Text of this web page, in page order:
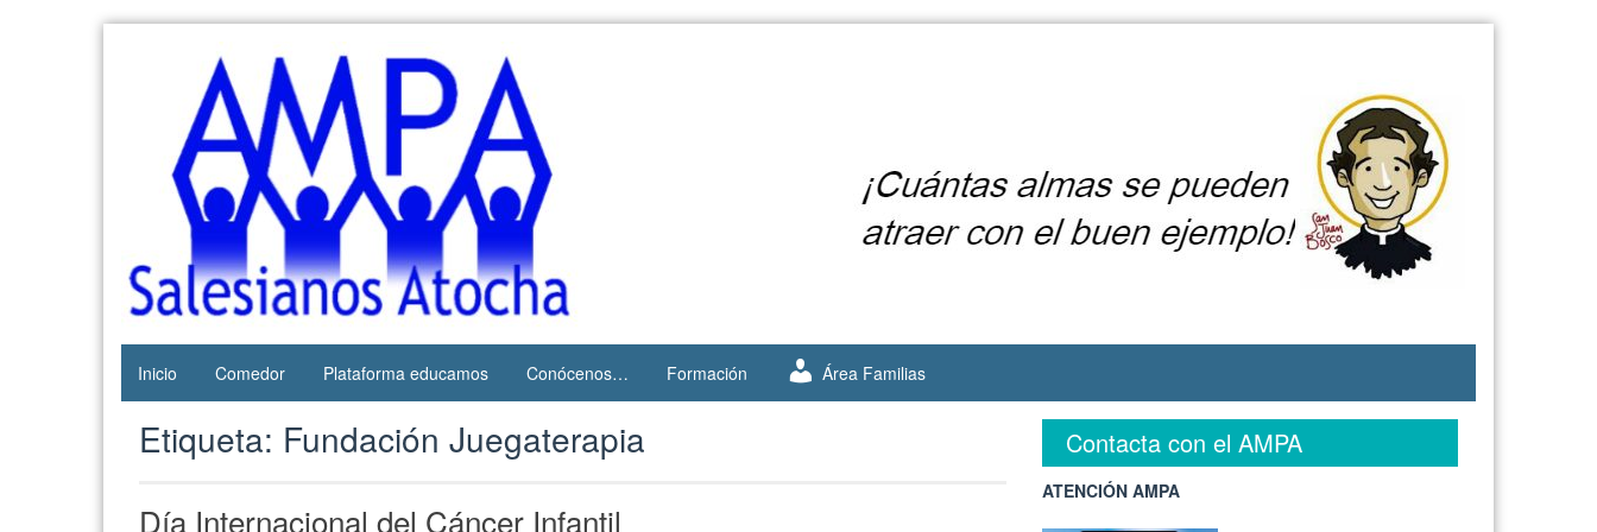
AMPA
Salesianos
Atocha
Web del
AMPA del
Colegio
Salesianos
de Atocha
Inicio Comedor Plataforma educamos Conócenos… Formación Área Familias
Etiqueta: Fundación Juegaterapia
Día Internacional del Cáncer Infantil
Contacta con el AMPA
ATENCIÓN AMPA